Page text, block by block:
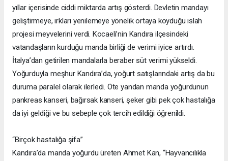
yıllar içerisinde ciddi miktarda artış gösterdi. Devletin mandayı
geliştirmeye, ırkları yenilemeye yönelik ortaya koyduğu ıslah
projesi meyvelerini verdi. Kocaeli’nin Kandıra ilçesindeki
vatandaşların kurduğu manda birliği de verimi iyice artırdı.
İtalya’dan getirilen mandalarla beraber süt verimi yükseldi.
Yoğurduyla meşhur Kandıra’da, yoğurt satışlarındaki artış da bu
duruma paralel olarak ilerledi. Öte yandan manda yoğurdunun
pankreas kanseri, bağırsak kanseri, şeker gibi pek çok hastalığa
da iyi geldiği ve bu sebeple çok tercih edildiği öğrenildi.
“Birçok hastalığa şifa”
Kandıra’da manda yoğurdu üreten Ahmet Kan, “Hayvancılıkla